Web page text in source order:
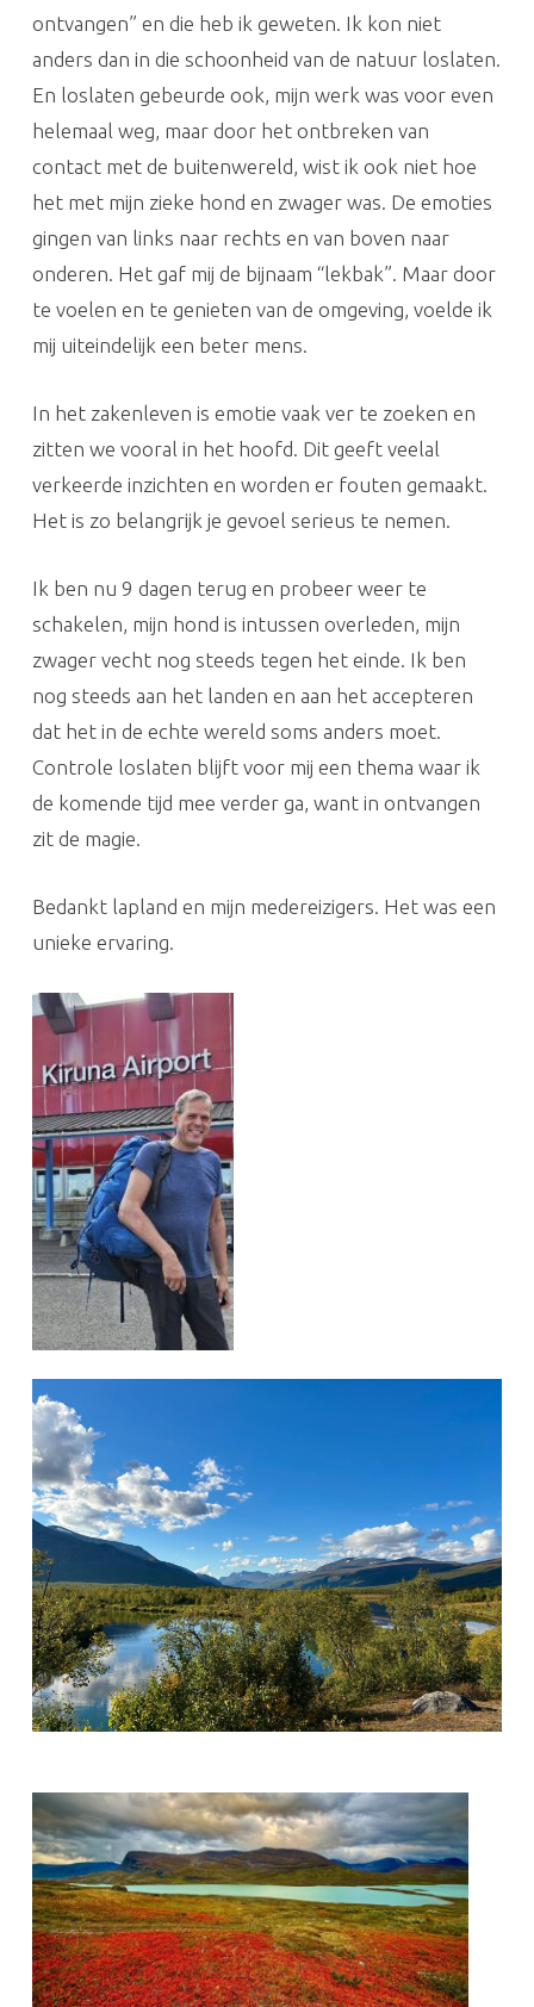
ontvangen” en die heb ik geweten. Ik kon niet
anders dan in die schoonheid van de natuur loslaten.
En loslaten gebeurde ook, mijn werk was voor even
helemaal weg, maar door het ontbreken van
contact met de buitenwereld, wist ik ook niet hoe
het met mijn zieke hond en zwager was. De emoties
gingen van links naar rechts en van boven naar
onderen. Het gaf mij de bijnaam “lekbak”. Maar door
te voelen en te genieten van de omgeving, voelde ik
mij uiteindelijk een beter mens.
In het zakenleven is emotie vaak ver te zoeken en
zitten we vooral in het hoofd. Dit geeft veelal
verkeerde inzichten en worden er fouten gemaakt.
Het is zo belangrijk je gevoel serieus te nemen.
Ik ben nu 9 dagen terug en probeer weer te
schakelen, mijn hond is intussen overleden, mijn
zwager vecht nog steeds tegen het einde. Ik ben
nog steeds aan het landen en aan het accepteren
dat het in de echte wereld soms anders moet.
Controle loslaten blijft voor mij een thema waar ik
de komende tijd mee verder ga, want in ontvangen
zit de magie.
Bedankt lapland en mijn medereizigers. Het was een
unieke ervaring.